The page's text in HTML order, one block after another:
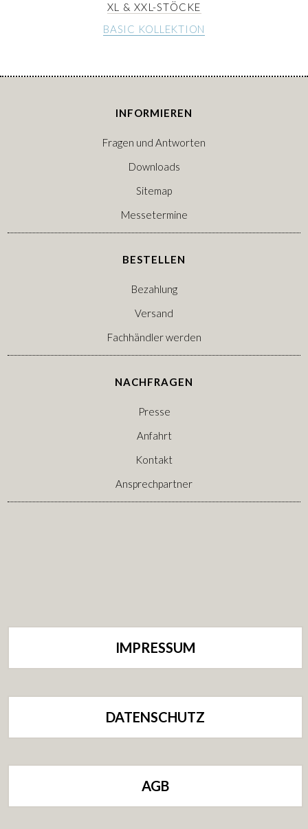
XL & XXL-STÖCKE
BASIC KOLLEKTION
INFORMIEREN
Fragen und Antworten
Downloads
Sitemap
Messetermine
BESTELLEN
Bezahlung
Versand
Fachhändler werden
NACHFRAGEN
Presse
Anfahrt
Kontakt
Ansprechpartner
IMPRESSUM
DATENSCHUTZ
AGB